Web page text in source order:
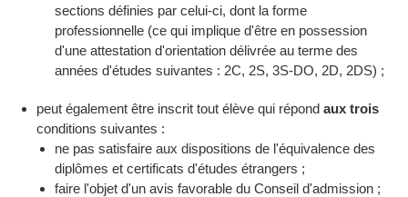
sections définies par celui-ci, dont la forme
professionnelle (ce qui implique d'être en possession
d'une attestation d'orientation délivrée au terme des
années d'études suivantes : 2C, 2S, 3S-DO, 2D, 2DS) ;
peut également être inscrit tout élève qui répond aux trois
conditions suivantes :
ne pas satisfaire aux dispositions de l'équivalence des
diplômes et certificats d'études étrangers ;
faire l'objet d'un avis favorable du Conseil d'admission ;